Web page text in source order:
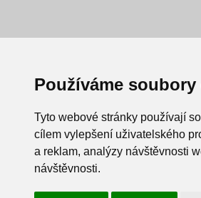
Používáme
Tyto webové stránky používají
cílem vylepšení uživatelského
a reklam, analýzy návštěvnosti
návštěvnosti.